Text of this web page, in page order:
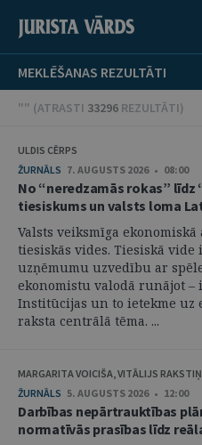
MEKLĒŠANAS REZULTĀTI
"" (ATRASTI 33296 REZULTĀTI)
ULDIS CĒRPS
ŽURNĀLS 7. AUGUSTS 2026 • 08:00
No “neredzamās rokas” līdz
tiesiskums un valsts loma
Valsts veiksmīga
tiesiskās vides. Tiesiskā
uzņēmumu uzvedību ar
ekonomistu valodā runājot
Institūcijas un to ietekme uz
raksta centrālā tēma. ...
MARGARITA VOICIŠA, VITĀLIJS
ŽURNĀLS 5. AUGUSTS 2026 • 12:00
Darbības nepārtrauktības
normatīvās prasības līdz